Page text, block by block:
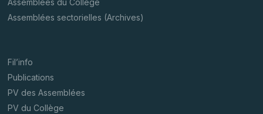
Assemblées du Collège
Assemblées sectorielles (Archives)
Fil’info
Publications
PV des Assemblées
PV du Collège